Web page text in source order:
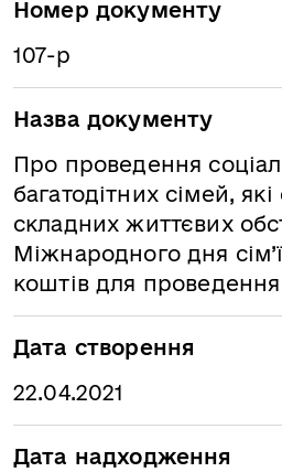
Номер документу
107-р
Назва документу
Про проведення
багатодітних сімей,
складних життєвих
Міжнародного дня
коштів для проведення
Дата створення
22.04.2021
Дата надходження